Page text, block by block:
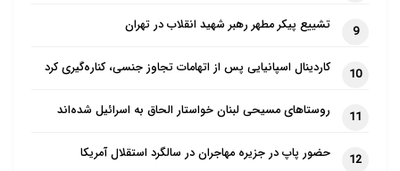
9 تشییع پیکر مطهر رهبر شهید انقلاب در تهران
10 کاردینال اسپانیایی پس از اتهامات تجاوز جنسی، کناره‌گیری کرد
11 روستاهای مسیحی لبنان خواستار الحاق به اسرائیل شده‌اند
12 حضور پاپ در جزیره مهاجران در سالگرد استقلال آمریکا